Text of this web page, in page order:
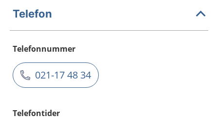
Telefon
Telefonnummer
021-17 48 34
Telefontider